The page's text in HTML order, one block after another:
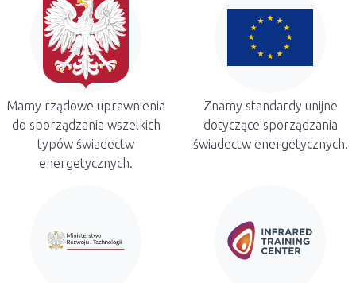
Mamy rządowe uprawnienia
do sporządzania wszelkich
typów świadectw
energetycznych.
Znamy standardy unijne
dotyczące sporządzania
świadectw energetycznych.